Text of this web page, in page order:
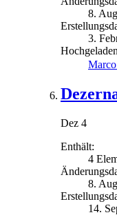
8.
3.
Dez 4
Enthält:
4
8.
14.